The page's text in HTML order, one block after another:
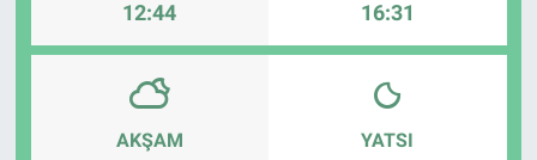
12:44 16:31
AKŞAM YATSI
Magazin
Bilim ve Teknoloji